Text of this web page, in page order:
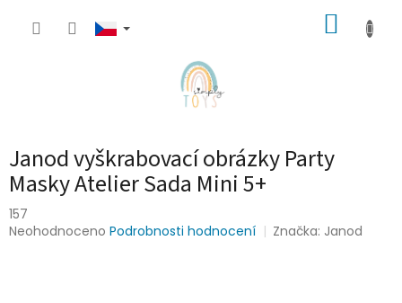
Janod vyškrabovací obrázky Party
Masky Atelier Sada Mini 5+
157
Průměrné
Neohodnoceno Podrobnosti hodnocení Značka: Janod